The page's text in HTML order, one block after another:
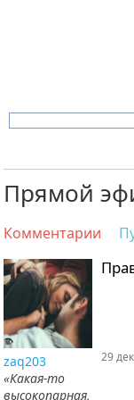
Прямой
Комментарии
zaq203
«Какая-то
высокопарная,
29